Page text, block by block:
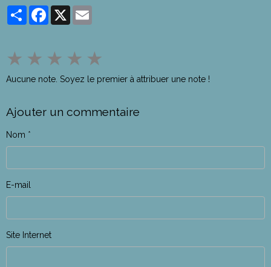
PartagerFacebook
★ ★ ★ ★ ★
Aucune note. Soyez le premier à attribuer une note !
Ajouter un commentaire
Nom
E-mail
Site Internet